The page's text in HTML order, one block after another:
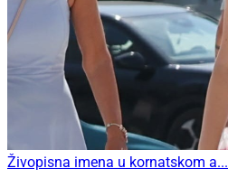
Živopisna imena u kornatskom a...